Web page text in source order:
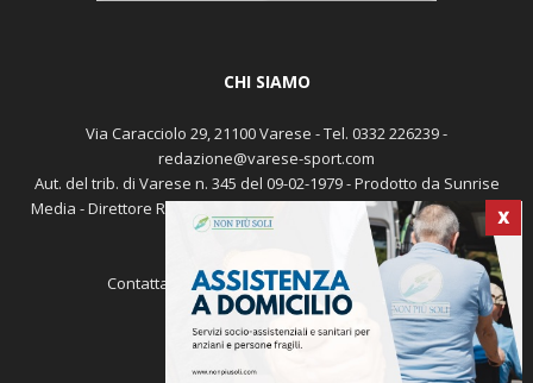
X
CHI SIAMO
Via Caracciolo 29, 21100 Varese - Tel. 0332 226239 -
redazione@varese-sport.com
Aut. del trib. di Varese n. 345 del 09-02-1979 - Prodotto da Sunrise
Media - Direttore Responsabile: Michele Marocco -Cookie policy
Pubblicità
redazione@varese-sport.com